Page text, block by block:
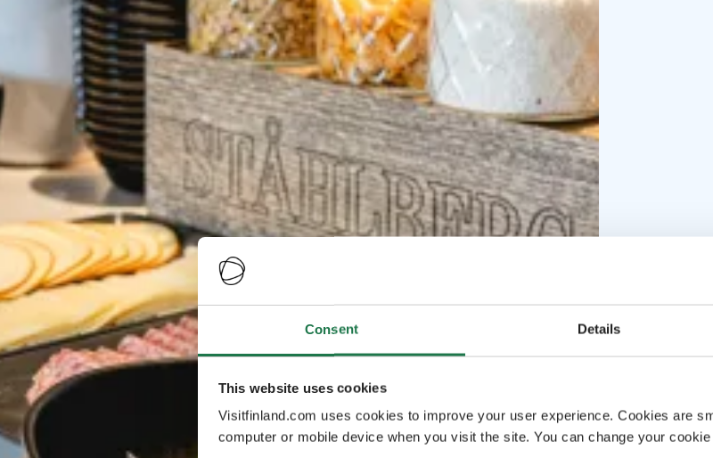
Consent Details
This website uses cookies
Visitfinland.com uses cookies to improve your user experience. Cookies are
computer or mobile device when you visit the site. You can change your